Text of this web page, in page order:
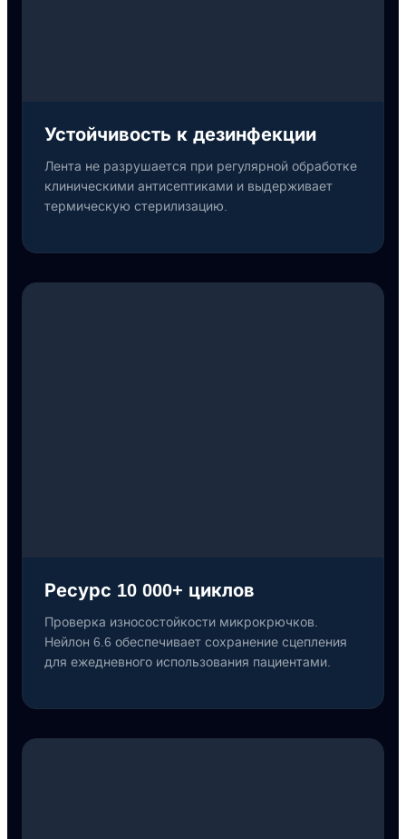
Устойчивость к дезинфекции
Лента не разрушается при регулярной обработке
клиническими антисептиками и выдерживает
термическую стерилизацию.
Ресурс 10 000+ циклов
Проверка износостойкости микрокрючков.
Нейлон 6.6 обеспечивает сохранение сцепления
для ежедневного использования пациентами.